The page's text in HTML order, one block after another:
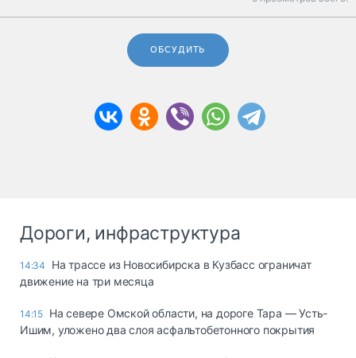
ОБСУДИТЬ
Дороги, инфраструктура
14:34
На трассе из Новосибирска в Кузбасс ограничат
движение на три месяца
14:15 На севере Омской области, на дороге Тара — Усть-
Ишим, уложено два слоя асфальтобетонного покрытия